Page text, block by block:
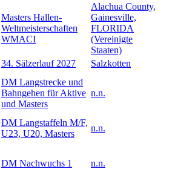
Masters Hallen-
Weltmeisterschaften
WMACI
Alachua County,
Gainesville,
FLORIDA
(Vereinigte
Staaten)
34. Sälzerlauf 2027 Salzkotten
DM Langstrecke und
Bahngehen für Aktive
und Masters
n.n.
DM Langstaffeln M/F,
U23, U20, Masters
n.n.
DM Nachwuchs 1 n.n.